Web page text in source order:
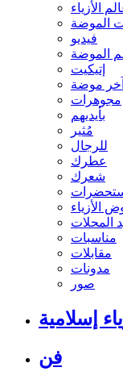
الأزياء
الموضة
فيديو
الموضة
إتيكيت
آخر موضة
مجوهرات
بأيديهم
مُثير
للرجال
عطرك
شعرك
الأزياء
المحلات
مناسبات
مقابلات
مدونات
صور
إسلامية
فن